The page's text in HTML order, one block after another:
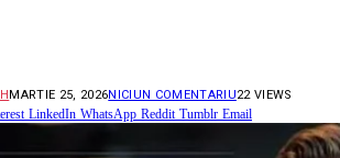
MARTIE 25, 2026NICIUN COMENTARIU22 VIEWS
LinkedIn WhatsApp Reddit Tumblr Email